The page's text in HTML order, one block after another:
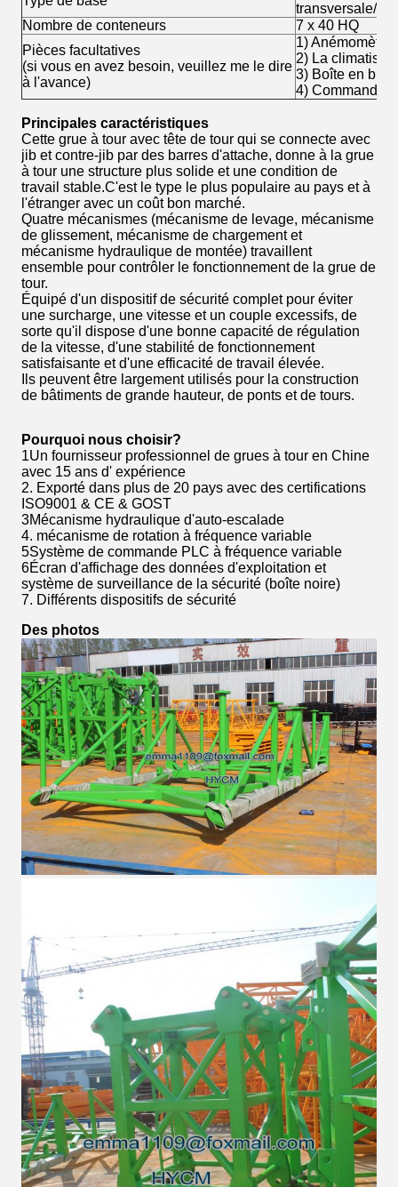
transversale/
Nombre de conteneurs
7 x 40 HQ
Pièces facultatives
(si vous en avez besoin, veuillez me le dire
à l'avance)
1) Anémomètre
2) La
3) Boîte en bloc
4) Commande
Principales caractéristiques
Cette grue à tour avec tête de tour qui se connecte avec
jib et contre-jib par des barres d'attache, donne à la grue
à tour une structure plus solide et une condition de
travail stable.C'est le type le plus populaire au pays et à
l'étranger avec un coût bon marché.
Quatre mécanismes (mécanisme de levage, mécanisme
de glissement, mécanisme de chargement et
mécanisme hydraulique de montée) travaillent
ensemble pour contrôler le fonctionnement de la grue de
tour.
Équipé d'un dispositif de sécurité complet pour éviter
une surcharge, une vitesse et un couple excessifs, de
sorte qu'il dispose d'une bonne capacité de régulation
de la vitesse, d'une stabilité de fonctionnement
satisfaisante et d'une efficacité de travail élevée.
Ils peuvent être largement utilisés pour la construction
de bâtiments de grande hauteur, de ponts et de tours.
Pourquoi nous choisir?
1Un fournisseur professionnel de grues à tour en Chine
avec 15 ans d' expérience
2. Exporté dans plus de 20 pays avec des certifications
ISO9001 & CE & GOST
3Mécanisme hydraulique d'auto-escalade
4. mécanisme de rotation à fréquence variable
5Système de commande PLC à fréquence variable
6Écran d'affichage des données d'exploitation et
système de surveillance de la sécurité (boîte noire)
7. Différents dispositifs de sécurité
Des photos